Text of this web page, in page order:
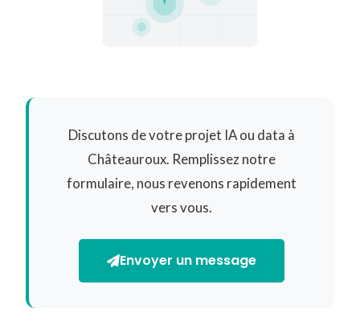
Discutons de votre projet IA ou data à
Châteauroux. Remplissez notre
formulaire, nous revenons rapidement
vers vous.
Envoyer un message